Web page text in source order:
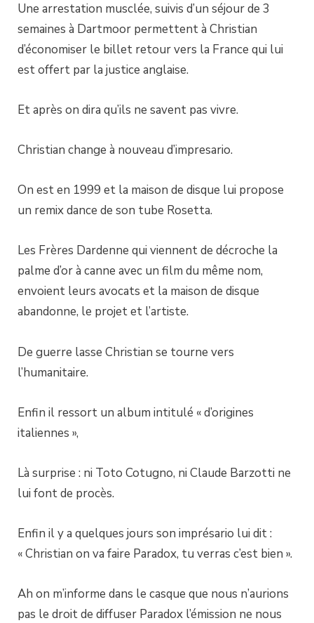
Une arrestation musclée, suivis d’un séjour de 3
semaines à Dartmoor permettent à Christian
d’économiser le billet retour vers la France qui lui
est offert par la justice anglaise.
Et après on dira qu’ils ne savent pas vivre.
Christian change à nouveau d’impresario.
On est en 1999 et la maison de disque lui propose
un remix dance de son tube Rosetta.
Les Frères Dardenne qui viennent de décroche la
palme d’or à canne avec un film du même nom,
envoient leurs avocats et la maison de disque
abandonne, le projet et l’artiste.
De guerre lasse Christian se tourne vers
l’humanitaire.
Enfin il ressort un album intitulé « d’origines
italiennes »,
Là surprise : ni Toto Cotugno, ni Claude Barzotti ne
lui font de procès.
Enfin il y a quelques jours son imprésario lui dit :
« Christian on va faire Paradox, tu verras c’est bien ».
Ah on m’informe dans le casque que nous n’aurions
pas le droit de diffuser Paradox l’émission ne nous